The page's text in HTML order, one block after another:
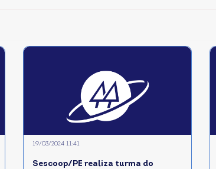
Sescoop/PE realiza turma do
19/03/2024 11:41